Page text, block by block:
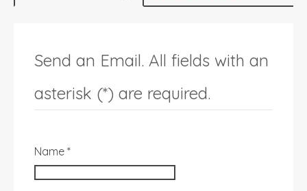
Send an Email. All fields with an
asterisk (*) are required.
Name *